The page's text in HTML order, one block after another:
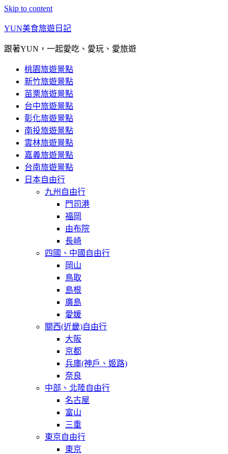
Skip to content
YUN美食旅遊日記
跟著YUN，一起愛吃、愛玩、愛旅遊
桃園旅遊景點
新竹旅遊景點
苗栗旅遊景點
台中旅遊景點
彰化旅遊景點
南投旅遊景點
雲林旅遊景點
嘉義旅遊景點
台南旅遊景點
日本自由行
九州自由行
門司港
福岡
由布院
長崎
四國、中國自由行
岡山
鳥取
島根
廣島
愛媛
關西(近畿)自由行
大阪
京都
兵庫(神戶、姬路)
奈良
中部、北陸自由行
名古屋
富山
三重
東京自由行
東京